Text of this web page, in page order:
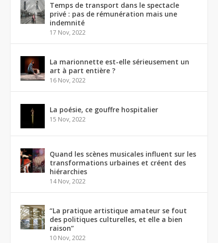
Temps de transport dans le spectacle
privé : pas de rémunération mais une
indemnité
17 Nov, 2022
La marionnette est-elle sérieusement un
art à part entière ?
16 Nov, 2022
La poésie, ce gouffre hospitalier
15 Nov, 2022
Quand les scènes musicales influent sur les
transformations urbaines et créent des
hiérarchies
14 Nov, 2022
“La pratique artistique amateur se fout
des politiques culturelles, et elle a bien
raison”
10 Nov, 2022